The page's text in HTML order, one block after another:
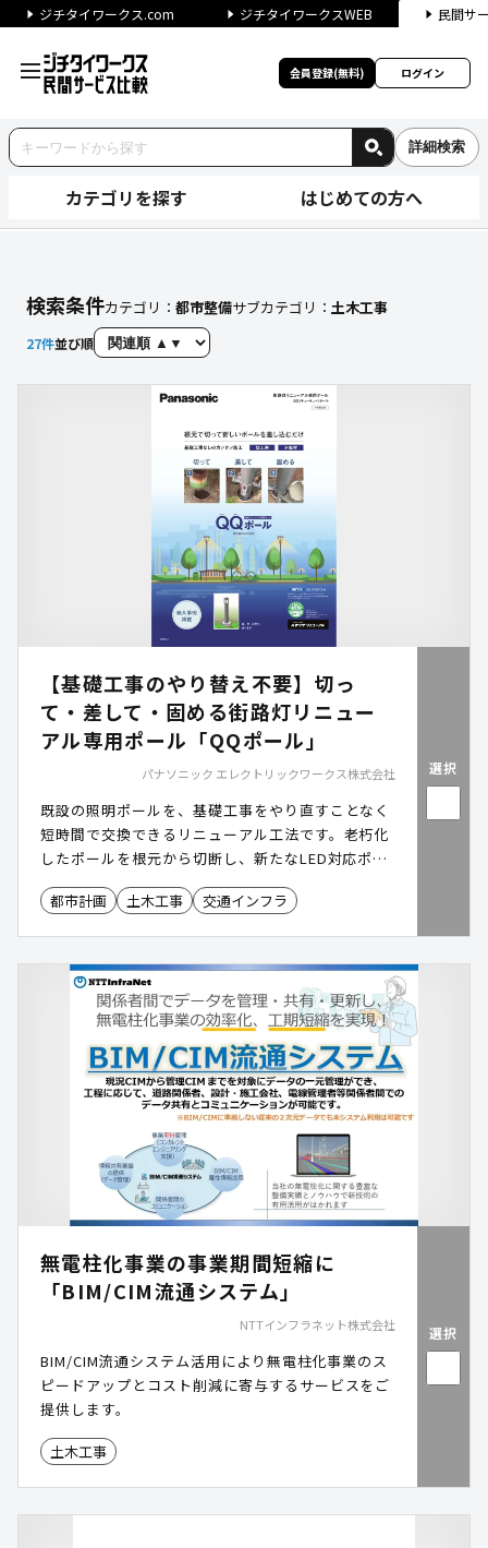
ジチタイワークス.com ジチタイワークスWEB 民間サ
会員登録(無料) ログイン
詳細検索
カテゴリを探す はじめての方へ
検索条件カテゴリ： 都市整備サブカテゴリ： 土木工事
27件並び順
【基礎工事のやり替え不要】切っ
て・差して・固める街路灯リニュー
アル専用ポール「QQポール」
パナソニック エレクトリックワークス株式会社
既設の照明ポールを、基礎工事をやり直すことなく
短時間で交換できるリニューアル工法です。老朽化
したポールを根元から切断し、新たなLED対応ポー
ル(QQポール)に差し替えることで、安全性と省エネ
を両立しながら、短工期・低コストで街路灯の更新
都市計画 土木工事 交通インフラ
選択
無電柱化事業の事業期間短縮に
「BIM/CIM流通システム」
NTTインフラネット株式会社
BIM/CIM流通システム活用により無電柱化事業のス
ピードアップとコスト削減に寄与するサービスをご
提供します。
土木工事
選択